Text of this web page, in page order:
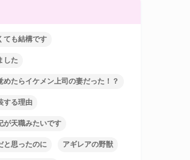
ても結構です
した
たらイケメン上司の妻だった！？
する理由
が天職みたいです
と思ったのに アギレアの野獣